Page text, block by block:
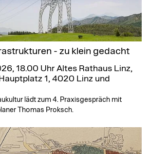
- zu klein gedacht
18.00 Uhr Altes Rathaus Linz,
1, 4020 Linz und
lädt zum 4. Praxisgespräch mit
Thomas Proksch.